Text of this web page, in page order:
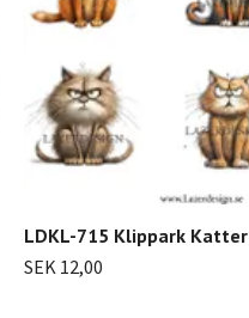
LDKL-715 Klippark Katter
SEK 12,00